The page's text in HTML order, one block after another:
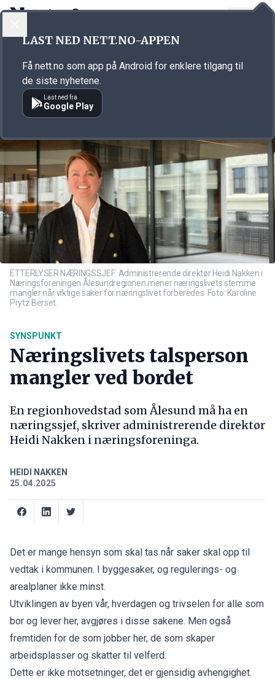
Annonsørinnhold
ETTERLYSER NÆRINGSSJEF: Administrerende direktør Heidi Nakken i
Næringsforeningen Ålesundregionen mener næringslivets stemme
mangler når viktige saker for næringslivet forberedes. Foto: Karoline
Prytz Berset.
SYNSPUNKT
Næringslivets talsperson
mangler ved bordet
En regionhovedstad som Ålesund må ha en
næringssjef, skriver administrerende direktør
Heidi Nakken i næringsforeninga.
HEIDI NAKKEN
25.04.2025
Det er mange hensyn som skal tas når saker skal opp til
vedtak i kommunen. I byggesaker, og regulerings- og
arealplaner ikke minst.
Utviklingen av byen vår, hverdagen og trivselen for alle som
bor og lever her, avgjøres i disse sakene. Men også
fremtiden for de som jobber her, de som skaper
arbeidsplasser og skatter til velferd.
Dette er ikke motsetninger, det er gjensidig avhengighet.
LAST NED NETT.NO-APPEN
Få nett.no som app på Android for enklere tilgang til
de siste nyhetene.
Last ned fra
Google Play